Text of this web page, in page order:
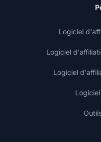
Logiciel
Logiciel
Logiciel